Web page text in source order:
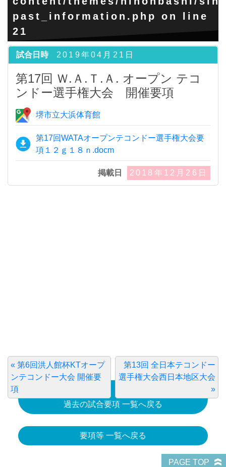
past_information.php
on line
21
試合日時 2019年04月21日
第17回 Ｗ.Ａ.Ｔ.Ａ. オープン テコ
ンドー選手権大会 開催要項
堺市立大浜体育館
第17回WATAオープンテコンドー選手権大会要
項１２ｇ１８ｎ.docm
掲載日 2018年12月26日
« 第6回洪人館杯KTオープ
ンテコンドー大会 開催要
項
第13回 全日本テコンドー
選手権大会西日本地区大会
»
過去の試合要項 一覧へ戻る
要項等 一覧へ戻る
PAGE TOP